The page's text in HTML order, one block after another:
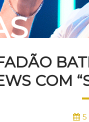
COM
5